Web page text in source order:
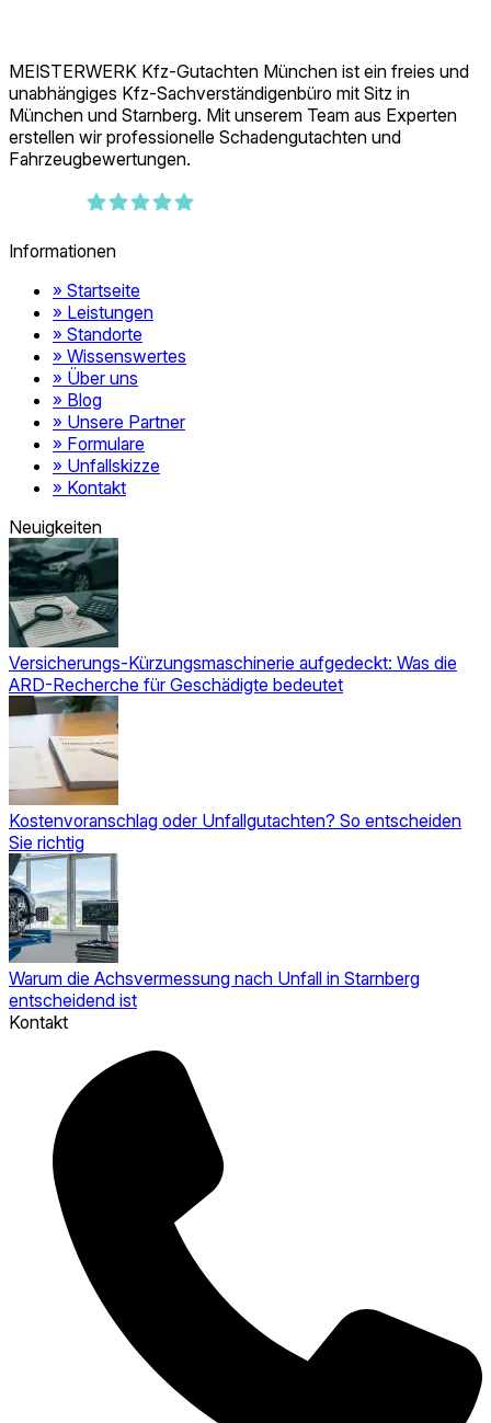
MEISTERWERK Kfz-Gutachten München ist ein freies und
unabhängiges Kfz-Sachverständigenbüro mit Sitz in
München und Starnberg. Mit unserem Team aus Experten
erstellen wir professionelle Schadengutachten und
Fahrzeugbewertungen.
Informationen
» Startseite
» Leistungen
» Standorte
» Wissenswertes
» Über uns
» Blog
» Unsere Partner
» Formulare
» Unfallskizze
» Kontakt
Neuigkeiten
Versicherungs-Kürzungsmaschinerie aufgedeckt: Was die
ARD-Recherche für Geschädigte bedeutet
Kostenvoranschlag oder Unfallgutachten? So entscheiden
Sie richtig
Warum die Achsvermessung nach Unfall in Starnberg
entscheidend ist
Kontakt